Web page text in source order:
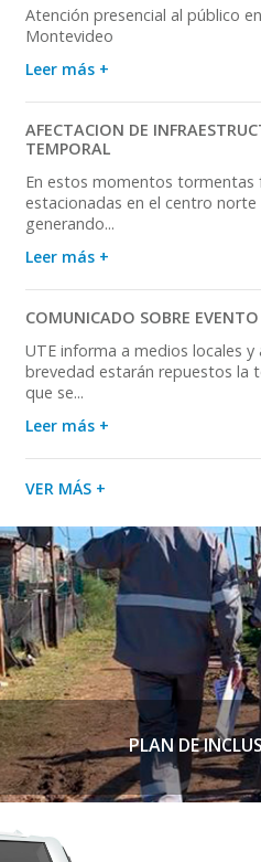
Atención presencial al público
Montevideo
Leer más +
AFECTACION DE
TEMPORAL
En estos momentos tormentas
estacionadas en el centro
generando...
Leer más +
COMUNICADO SOBRE
UTE informa a medios locales
brevedad estarán repuestos la
que se...
Leer más +
VER MÁS +
PLAN DE